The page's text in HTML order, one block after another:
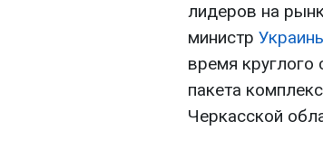
лидеров на
министр
время круглого
пакета
Черкасской